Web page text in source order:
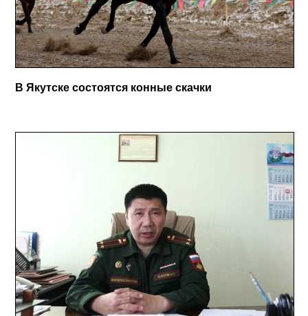
В Якутске состоятся конные скачки